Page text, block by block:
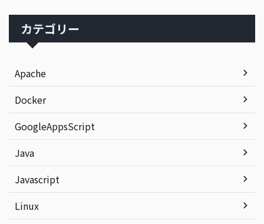
カテゴリー
Apache
Docker
GoogleAppsScript
Java
Javascript
Linux